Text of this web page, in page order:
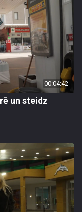
00:04:42
un steidz